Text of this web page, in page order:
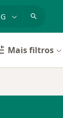
Mais filtros